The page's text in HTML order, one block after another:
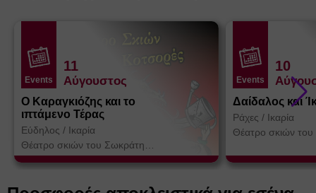
Events
11
Αύγουστος
Ο Καραγκιόζης και το
ιπτάμενο Τέρας
Εύδηλος / Ικαρία
Θέατρο σκιών του Σωκράτη
Κοτσορέ
Events
10
Δαίδαλος και
Ράχες / Ικαρία
Θέατρο σκιών